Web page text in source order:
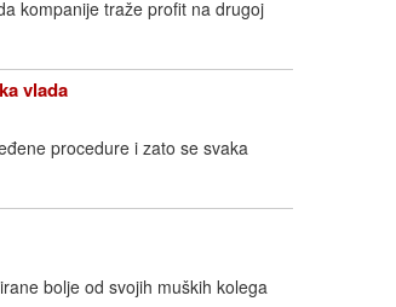
kompanije traže profit na drugoj
vlada
procedure i zato se svaka
bolje od svojih muških kolega